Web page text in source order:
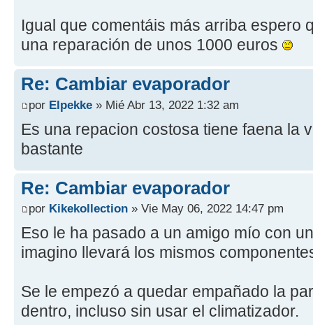
Igual que comentáis más arriba espero
una reparación de unos 1000 euros
Re: Cambiar evaporador
por Elpekke » Mié Abr 13, 2022 1:32 am
Es una repacion costosa tiene faena la
bastante
Re: Cambiar evaporador
por Kikekollection » Vie May 06, 2022 14:47 pm
Eso le ha pasado a un amigo mío con
imagino llevará los mismos
Se le empezó a quedar empañado la
dentro, incluso sin usar el climatizador.